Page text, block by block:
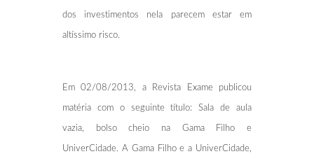
dos investimentos nela parecem estar em
altíssimo risco.
Em 02/08/2013, a Revista Exame publicou
matéria com o seguinte título: Sala de aula
vazia, bolso cheio na Gama Filho e
UniverCidade. A Gama Filho e a UniverCidade,